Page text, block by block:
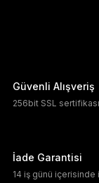
Güvenli Alışveriş
256bit SSL
İade Garantisi
14 iş günü